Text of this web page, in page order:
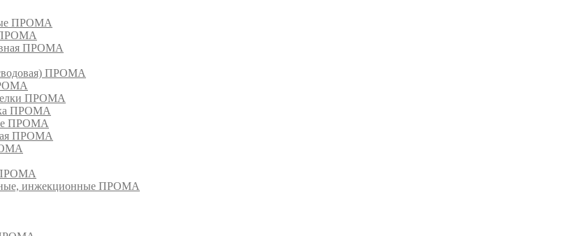
ПРОМА
ПРОМА
ПРОМА
ПРОМА
ПРОМА
ПРОМА
ПРОМА
ПРОМА
ПРОМА
инжекционные ПРОМА